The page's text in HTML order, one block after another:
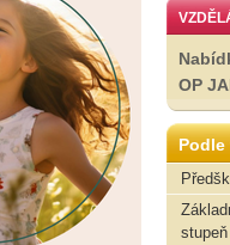
OP
Podle
stupeň